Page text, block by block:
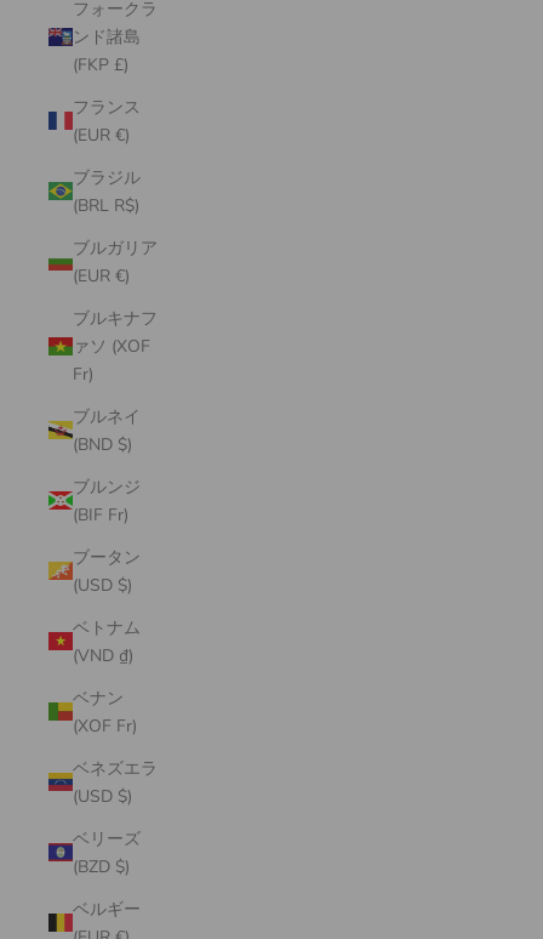
フォークラ
ンド諸島
(FKP £)
フランス
(EUR €)
ブラジル
(BRL R$)
ブルガリア
(EUR €)
ブルキナフ
ァソ (XOF
Fr)
ブルネイ
(BND $)
ブルンジ
(BIF Fr)
ブータン
(USD $)
ベトナム
(VND ₫)
ベナン
(XOF Fr)
ベネズエラ
(USD $)
ベリーズ
(BZD $)
ベルギー